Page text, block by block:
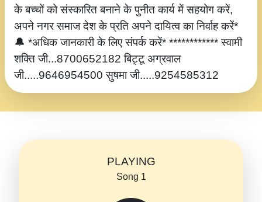
के बच्चों को संस्कारित बनाने के पुनीत कार्य में सहयोग करें,
अपने नगर समाज देश के प्रति अपने दायित्व का निर्वाह करें*
🔔 *अधिक जानकारी के लिए संपर्क करें* ************ स्वामी
शक्ति जी...8700652182 बिट्टू अग्रवाल
जी.....9646954500 सुषमा जी.....9254585312
PLAYING
Song 1